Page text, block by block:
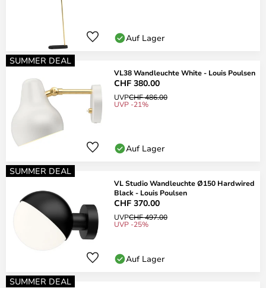
Auf Lager
SUMMER DEAL
VL38 Wandleuchte White - Louis Poulsen
CHF 380.00
UVPCHF 486.00
UVP -21%
Auf Lager
SUMMER DEAL
VL Studio Wandleuchte Ø150 Hardwired
Black - Louis Poulsen
CHF 370.00
UVPCHF 497.00
UVP -25%
Auf Lager
SUMMER DEAL